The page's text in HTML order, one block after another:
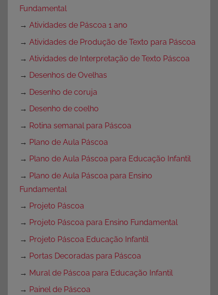
Fundamental
→ Atividades de Páscoa 1 ano
→ Atividades de Produção de Texto para Páscoa
→ Atividades de Interpretação de Texto Páscoa
→ Desenhos de Ovelhas
→ Desenho de coruja
→ Desenho de coelho
→ Rotina semanal para Páscoa
→ Plano de Aula Páscoa
→ Plano de Aula Páscoa para Educação Infantil
→ Plano de Aula Páscoa para Ensino
Fundamental
→ Projeto Páscoa
→ Projeto Páscoa para Ensino Fundamental
→ Projeto Páscoa Educação Infantil
→ Portas Decoradas para Páscoa
→ Mural de Páscoa para Educação Infantil
→ Painel de Páscoa